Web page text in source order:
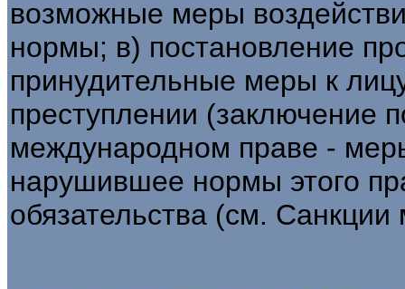
возможные меры
нормы; в) постановление
принудительные меры к
преступлении (заключение
международном праве -
нарушившее нормы этого
обязательства (см.